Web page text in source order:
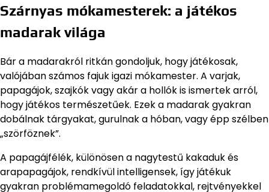
Szárnyas mókamesterek: a játékos
madarak világa
Bár a madarakról ritkán gondoljuk, hogy játékosak,
valójában számos fajuk igazi mókamester. A varjak,
papagájok, szajkók vagy akár a hollók is ismertek arról,
hogy játékos természetűek. Ezek a madarak gyakran
dobálnak tárgyakat, gurulnak a hóban, vagy épp szélben
„szörföznek”.
A papagájfélék, különösen a nagytestű kakaduk és
arapapagájok, rendkívül intelligensek, így játékuk
gyakran problémamegoldó feladatokkal, rejtvényekkel